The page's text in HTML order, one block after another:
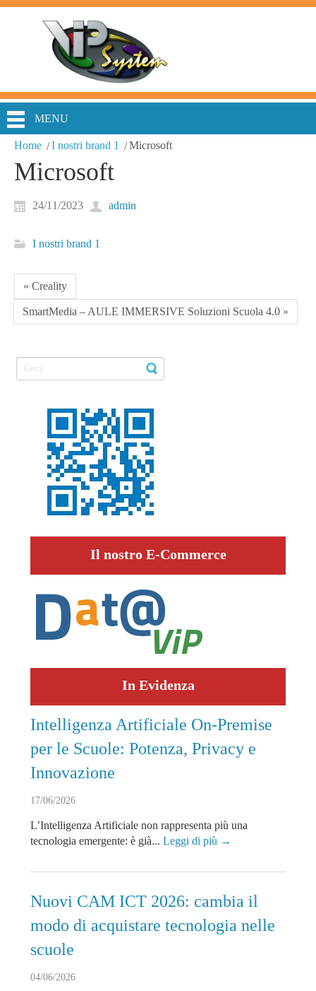
MENU
Home I nostri brand 1 Microsoft
Microsoft
24/11/2023 admin
I nostri brand 1
« Creality
SmartMedia – AULE IMMERSIVE Soluzioni Scuola 4.0 »
Il nostro E-Commerce
In Evidenza
Intelligenza Artificiale On-Premise
per le Scuole: Potenza, Privacy e
Innovazione
17/06/2026
L’Intelligenza Artificiale non rappresenta più una
tecnologia emergente: è già... Leggi di più →
Nuovi CAM ICT 2026: cambia il
modo di acquistare tecnologia nelle
scuole
04/06/2026